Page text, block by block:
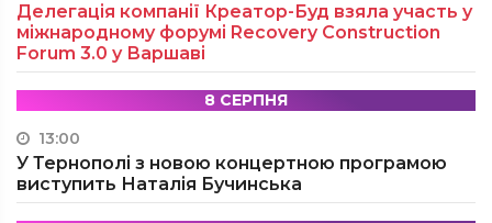
Делегація компанії Креатор-Буд взяла участь у
міжнародному форумі Recovery Construction
Forum 3.0 у Варшаві
8 СЕРПНЯ
13:00
У Тернополі з новою концертною програмою
виступить Наталія Бучинська